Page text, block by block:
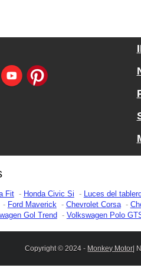
Fit Honda Civic Si Luces del
Ford Maverick Chevrolet Corsa
Gol Trend Volkswagen Polo
Copyright © 2024 - Monkey Motor|